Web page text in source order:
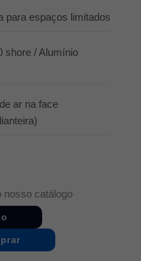
para espaços limitados
shore / Alumínio
ar na face
nosso catálogo